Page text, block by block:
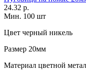
24.32 р.
Мин. 100 шт
Цвет черный никель
Размер 20мм
Материал цветной